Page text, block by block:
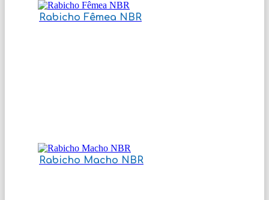
Rabicho Fêmea NBR
Rabicho Macho NBR